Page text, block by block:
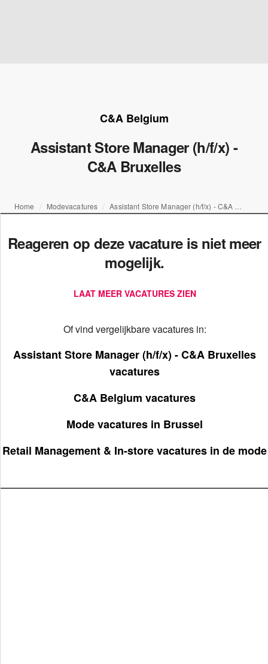
C&A Belgium
Assistant Store Manager (h/f/x) -
C&A Bruxelles
Home Modevacatures
Reageren op deze vacature is niet meer
mogelijk.
LAAT MEER VACATURES ZIEN
Of vind vergelijkbare vacatures in:
Assistant Store Manager (h/f/x) - C&A Bruxelles
vacatures
C&A Belgium vacatures
Mode vacatures in Brussel
Retail Management & In-store vacatures in de mode